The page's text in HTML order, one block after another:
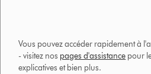
Vous pouvez accéder rapidement à
- visitez nos pages d'assistance pour
explicatives et bien plus.​